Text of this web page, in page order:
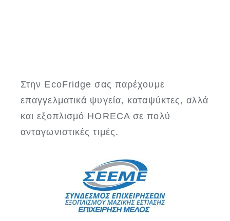
Στην EcoFridge σας παρέχουμε
επαγγελματικά ψυγεία, καταψύκτες, αλλά
και εξοπλισμό HORECA σε πολύ
ανταγωνιστικές τιμές.